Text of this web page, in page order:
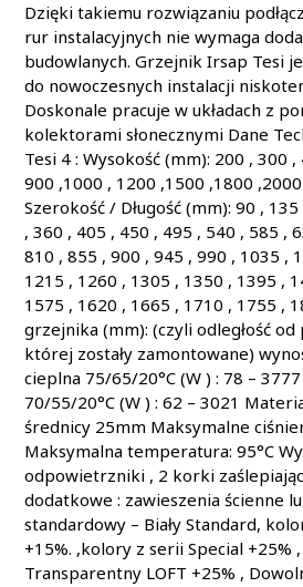
Dzięki takiemu rozwiązaniu
rur instalacyjnych nie wymaga
budowlanych. Grzejnik Irsap Tesi
do nowoczesnych instalacji
Doskonale pracuje w układach z
kolektorami słonecznymi Dane
Tesi 4 : Wysokość (mm): 200 , 300
900 ,1000 , 1200 ,1500 ,1800
Szerokość / Długość (mm): 90 ,
, 360 , 405 , 450 , 495 , 540 , 585 ,
810 , 855 , 900 , 945 , 990 , 1035 ,
1215 , 1260 , 1305 , 1350 , 1395 ,
1575 , 1620 , 1665 , 1710 , 1755 ,
grzejnika (mm): (czyli odległość
której zostały zamontowane)
cieplna 75/65/20°C (W ) : 78 –
70/55/20°C (W ) : 62 – 3021
średnicy 25mm Maksymalne
Maksymalna temperatura: 95°C
odpowietrzniki , 2 korki
dodatkowe : zawieszenia ścienne
standardowy – Biały Standard,
+15%. ,kolory z serii Special +25% ,
Transparentny LOFT +25% ,